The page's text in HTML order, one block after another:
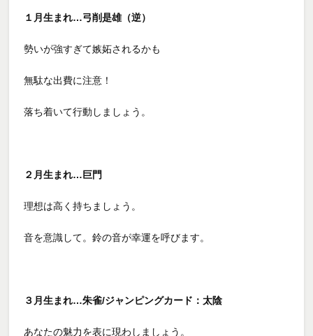
１月生まれ…弓削是雄（逆）
勢いが強すぎて嫉妬されるかも
無駄な出費に注意！
落ち着いて行動しましょう。
２月生まれ…巨門
理想は高く持ちましょう。
音を意識して。鈴の音が幸運を呼びます。
３月生まれ…朱雀/ジャンピングカード：太陰
あなたの魅力を表に現わしましょう。